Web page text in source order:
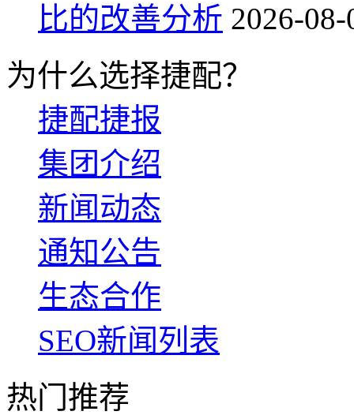
比的改善分析 2026-
为什么选择捷配？
捷配捷报
集团介绍
新闻动态
通知公告
生态合作
SEO新闻列表
热门推荐